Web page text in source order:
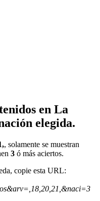
en La
elegida.
, solamente se muestran
3 ó más aciertos.
copie esta URL: